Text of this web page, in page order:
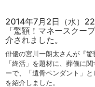
2014年7月2日（水）
「驚額！マネースクー
介されました。
俳優の宮川一朗太さんが『驚
「終活」を題材に、葬儀に
ーで、「遺骨ペンダント」と
を紹介しました。